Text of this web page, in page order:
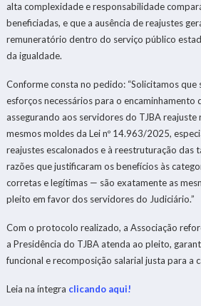
alta complexidade e responsabilidade
beneficiadas, e que a ausência de reajustes
remuneratório dentro do serviço público
da igualdade.
Conforme consta no pedido: “Solicitamos que
esforços necessários para o encaminhamento
assegurando aos servidores do TJBA
mesmos moldes da Lei nº 14.963/2025,
reajustes escalonados e à reestruturação das
razões que justificaram os benefícios às
corretas e legítimas — são exatamente as
pleito em favor dos servidores do Judiciário.”
Com o protocolo realizado, a Associação
a Presidência do TJBA atenda ao pleito,
funcional e recomposição salarial justa para a
Leia na íntegra clicando aqui!